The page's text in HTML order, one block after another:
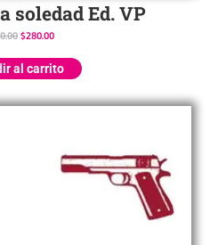
soledad Ed. VP
$280.00
al carrito